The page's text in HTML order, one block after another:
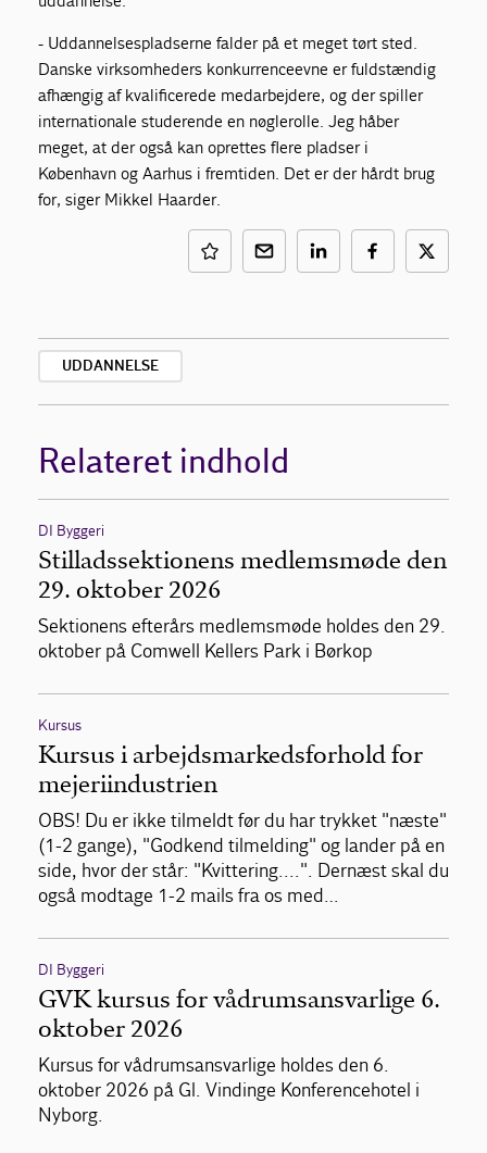
- Uddannelsespladserne falder på et meget tørt sted.
Danske virksomheders konkurrenceevne er fuldstændig
afhængig af kvalificerede medarbejdere, og der spiller
internationale studerende en nøglerolle. Jeg håber
meget, at der også kan oprettes flere pladser i
København og Aarhus i fremtiden. Det er der hårdt brug
for, siger Mikkel Haarder.
UDDANNELSE
Relateret indhold
DI Byggeri
Stilladssektionens medlemsmøde den
29. oktober 2026
Sektionens efterårs medlemsmøde holdes den 29.
oktober på Comwell Kellers Park i Børkop
Kursus
Kursus i arbejdsmarkedsforhold for
mejeriindustrien
OBS! Du er ikke tilmeldt før du har trykket "næste"
(1-2 gange), "Godkend tilmelding" og lander på en
side, hvor der står: "Kvittering....". Dernæst skal du
også modtage 1-2 mails fra os med…
DI Byggeri
GVK kursus for vådrumsansvarlige 6.
oktober 2026
Kursus for vådrumsansvarlige holdes den 6.
oktober 2026 på Gl. Vindinge Konferencehotel i
Nyborg.